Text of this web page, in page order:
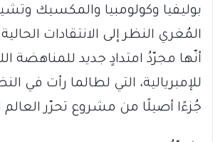
بوليفيا وكولومبيا والمكسيك
المُغري النظر إلى الانتقادات
أنّها مجرّدُ امتدادٍ جديد للمناهضة
للإمبريالية، التي لطالما رأت في
جُزءًا أصيلًا من مشروع تحرّر العالم